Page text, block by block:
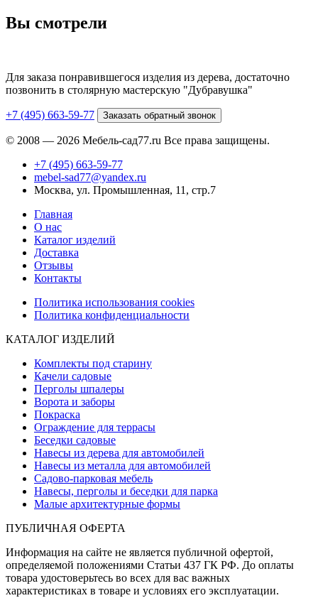
Вы смотрели
Для заказа понравившегося изделия из дерева, достаточно
позвонить в столярную мастерскую "Дубравушка"
+7 (495) 663-59-77 Заказать обратный звонок
© 2008 — 2026 Мебель-сад77.ru Все права защищены.
+7 (495) 663-59-77
mebel-sad77@yandex.ru
Москва, ул. Промышленная, 11, стр.7
Главная
О нас
Каталог изделий
Доставка
Отзывы
Контакты
Политика использования cookies
Политика конфиденциальности
КАТАЛОГ ИЗДЕЛИЙ
Комплекты под старину
Качели садовые
Перголы шпалеры
Ворота и заборы
Покраска
Ограждение для террасы
Беседки садовые
Навесы из дерева для автомобилей
Навесы из металла для автомобилей
Садово-парковая мебель
Навесы, перголы и беседки для парка
Малые архитектурные формы
ПУБЛИЧНАЯ ОФЕРТА
Информация на сайте не является публичной офертой,
определяемой положениями Статьи 437 ГК РФ. До оплаты
товара удостоверьтесь во всех для вас важных
характеристиках в товаре и условиях его эксплуатации.